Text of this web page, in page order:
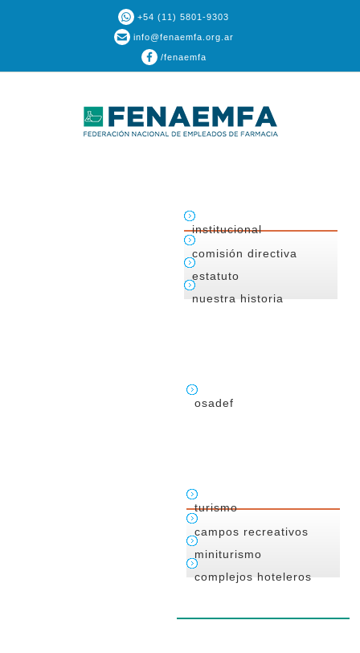
+54 (11) 5801-9303
info@fenaemfa.org.ar
/fenaemfa
institucional
comisión directiva
estatuto
nuestra historia
osadef
turismo
campos recreativos
miniturismo
complejos hoteleros